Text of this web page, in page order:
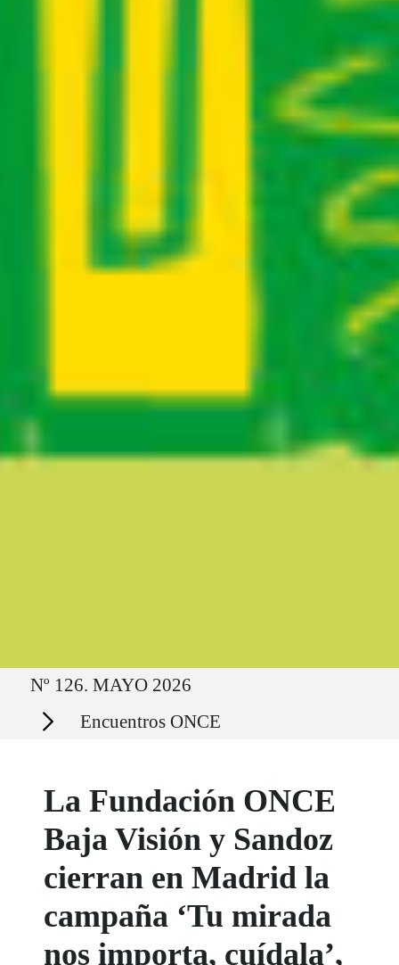
Ruta del sitio
Nº 126. MAYO 2026
Secciones Encuentros ONCE
La Fundación ONCE
Baja Visión y Sandoz
cierran en Madrid la
campaña ‘Tu mirada
nos importa, cuídala’,